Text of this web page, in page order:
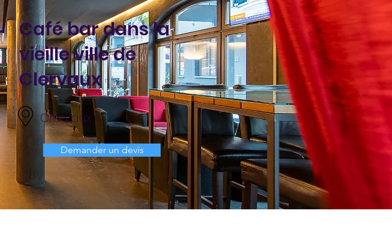
Café bar dans la
vieille ville de
Clervaux
Clervaux
Demander un devis